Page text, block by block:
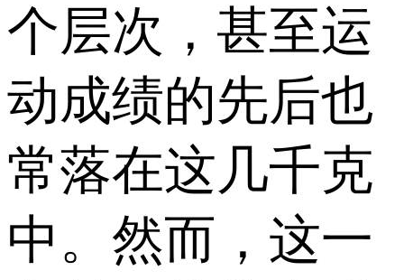
个层次，甚至运
动成绩的先后也
常落在这几千克
中。然而，这一